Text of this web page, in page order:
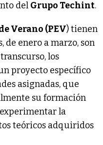
del Grupo Techint.
Verano (PEV) tienen
de enero a marzo, son
los
proyecto específico
asignadas, que
su formación
la
teóricos adquiridos